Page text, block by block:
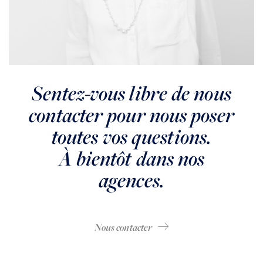
Sentez-vous libre de nous
contacter pour nous poser
toutes vos questions.
À bientôt dans nos
agences.
Nous contacter